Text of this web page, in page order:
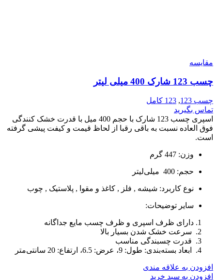
مقایسه
چسب 123 شارک 400 میلی لیتر
چسب 123 , 123 کامل
تماس بگیرید
اسپری چسب 123 شارک با حجم 400 میل با قدرت خشک کنندگی
فوق العاده نسبت به باقی رقبا از لحاظ قیمت و کیفت پیشی گرفته
است.
وزن: 447 گرم
حجم: 400 میلی‌لیتر
نوع کاربرد: شیشه , فلز , کاغذ و مقوا , پلاستیک , چوب
سایر توضیحات:
دارای ظرف اسپری و ظرف چسب مایع جداگانه
سرعت خشک شدن بسیار بالا
قدرت چسبندگی مناسب
ابعاد بسته‌بندی: طول: 9، عرض: 6.5، ارتفاع: 20 سانتی‌متر
افزودن به علاقه مندی
افزودن به سبد خرید